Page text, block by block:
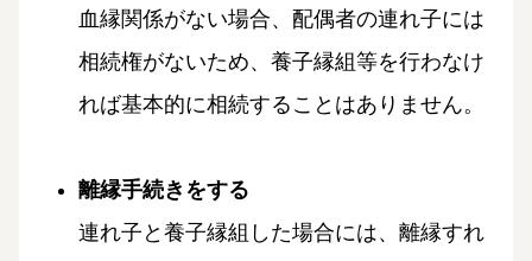
血縁関係がない場合、配偶者の連れ子には
相続権がないため、養子縁組等を行わなけ
れば基本的に相続することはありません。
離縁手続きをする
連れ子と養子縁組した場合には、離縁すれ